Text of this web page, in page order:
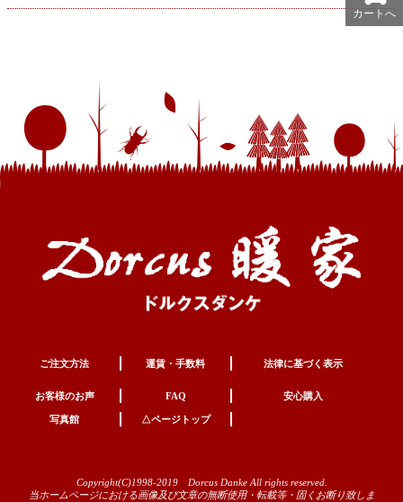
ご注文方法 運賃・手数料 法律に基づく表示
お客様のお声 FAQ 安心購入
写真館 △ページトップ
Copyright(C)1998-2019 Dorcus Danke All rights reserved.
当ホームページにおける画像及び文章の無断使用・転載等・固くお断り致しま
カートへ